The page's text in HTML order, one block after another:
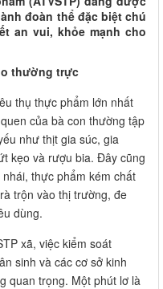
đoàn thể đặc biệt chú
an vui, khỏe mạnh cho
thường trực
thụ thực phẩm lớn nhất
của bà con thường tập
như thịt gia súc, gia
kẹo và rượu bia. Đây cũng
thực phẩm kém chất
trộn vào thị trường, đe
dùng.
xã, việc kiểm soát
sinh và các cơ sở kinh
quan trọng. Một phút lơ là